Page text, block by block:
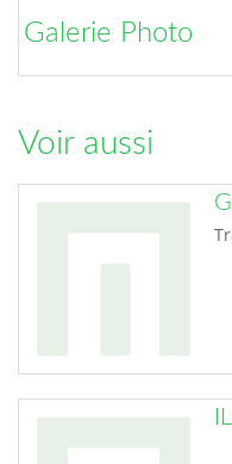
Galerie Photo
Voir aussi